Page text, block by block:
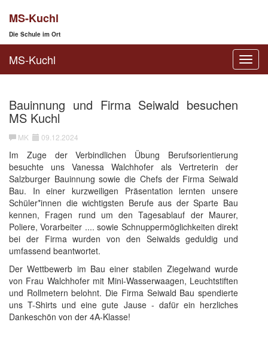
MS-Kuchl
Die Schule im Ort
MS-Kuchl
Bauinnung und Firma Seiwald besuchen
MS Kuchl
MK 09.12.2024
Im Zuge der Verbindlichen Übung Berufsorientierung
besuchte uns Vanessa Walchhofer als Vertreterin der
Salzburger Bauinnung sowie die Chefs der Firma Seiwald
Bau. In einer kurzweiligen Präsentation lernten unsere
Schüler*innen die wichtigsten Berufe aus der Sparte Bau
kennen, Fragen rund um den Tagesablauf der Maurer,
Poliere, Vorarbeiter .... sowie Schnuppermöglichkeiten direkt
bei der Firma wurden von den Seiwalds geduldig und
umfassend beantwortet.
Der Wettbewerb im Bau einer stabilen Ziegelwand wurde
von Frau Walchhofer mit Mini-Wasserwaagen, Leuchtstiften
und Rollmetern belohnt. Die Firma Seiwald Bau spendierte
uns T-Shirts und eine gute Jause - dafür ein herzliches
Dankeschön von der 4A-Klasse!